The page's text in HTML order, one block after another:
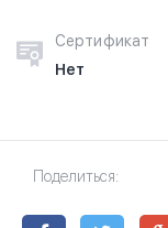
Сертификат
Нет
Поделиться: